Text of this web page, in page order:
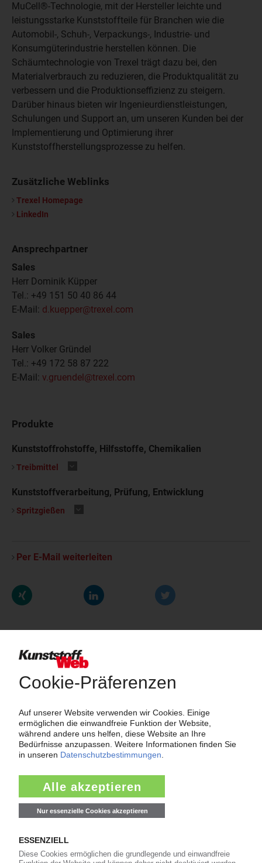
MuCell®-Technologie, mit der Hersteller leichte und
leistungsstarke Kunststoffteile für Branchen wie die
Automobil-, Schuh-, Verpackungs-, Industrie- und
Konsumgüterindustrie herstellen können. Die
Schäumtechnologie von Trexel trägt dazu bei, den
Materialverbrauch zu reduzieren, die Produktqualität zu
verbessern und die Produktionseffizienz zu steigern.
Darüber hinaus bieten wir Ingenieurdienstleistungen,
Schulungen und Support an, um unseren Kunden bei der
Implementierung und Optimierung ihrer
Kunststoffherstellungsprozesse zu helfen.
Zusätzliche Weblinks
Trexel Homepage
LinkedIn
Ansprechpartner
Sales
Herr Dominik Küpper
Tel.: +49 151 50 40 86 44
E-Mail: d.kuepper@trexel.com
Sales
Herr Volker Gründel
Tel.: +49 172 58 87 222
E-Mail: v.gruendel@trexel.com
Produkte
Kunststoffrohstoffe, Hilfsstoffe, Chemikalien
Treibmittel .
Kunststoffverarbeitung, Prüfung, Entwicklung
Spritzgießen .
Per E-Mail weiterleiten
Wer-Bietet-Was?
Das große Branchenbuch der Kunststoffindustrie: Informieren Sie
hier Kunden und Geschäftspartner über Ihre Produkte und
Dienstleistungen!
Mehr als 3.000 Unternehmen sind bereits im KunststoffWeb
Produkt- und Firmensuche